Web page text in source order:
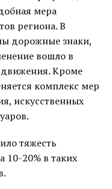
мера
региона. В
дорожные знаки,
вошло в
Кроме
комплекс мер
искусственных
тяжесть
10-20% в таких